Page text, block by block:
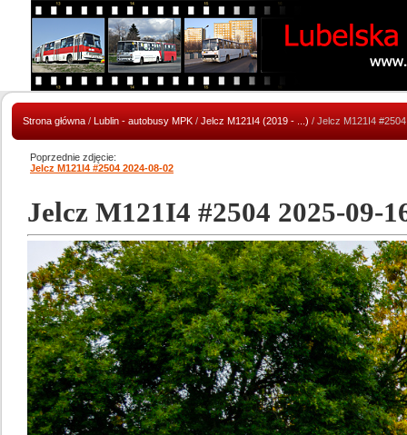
Strona główna / Lublin - autobusy MPK / Jelcz M121I4 (2019 - ...) / Jelcz M121I4
Poprzednie zdjęcie:
Jelcz M121I4 #2504 2024-08-02
Jelcz M121I4 #2504 2025-09-